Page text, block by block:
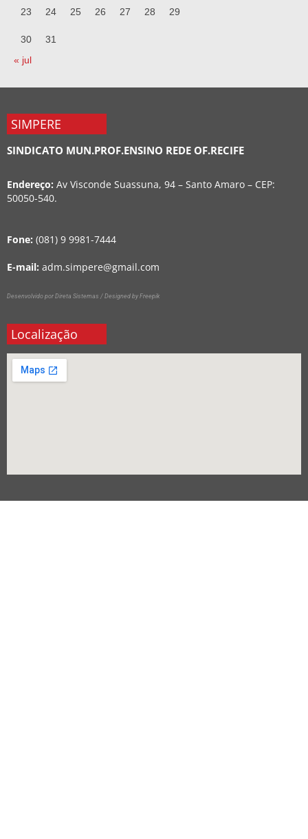
23 24 25 26 27 28 29
30
31
« jul
SIMPERE
SINDICATO MUN.PROF.ENSINO REDE OF.RECIFE
Endereço: Av Visconde Suassuna, 94 – Santo Amaro – CEP:
50050-540.
Fone: (081) 9 9981-7444
E-mail: adm.simpere@gmail.com
Desenvolvido por Direta Sistemas / Designed by Freepik
Localização